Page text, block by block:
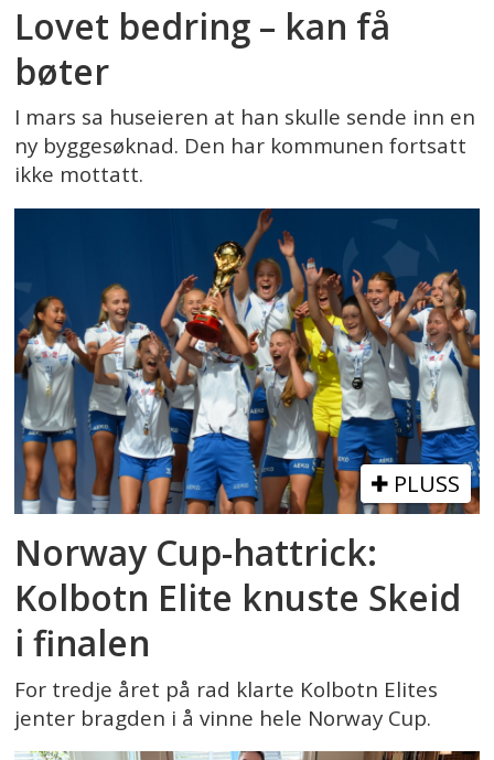
Lovet bedring – kan få
bøter
I mars sa huseieren at han skulle sende inn en
ny byggesøknad. Den har kommunen fortsatt
ikke mottatt.
PLUSS
Norway Cup-hattrick:
Kolbotn Elite knuste Skeid
i finalen
For tredje året på rad klarte Kolbotn Elites
jenter bragden i å vinne hele Norway Cup.